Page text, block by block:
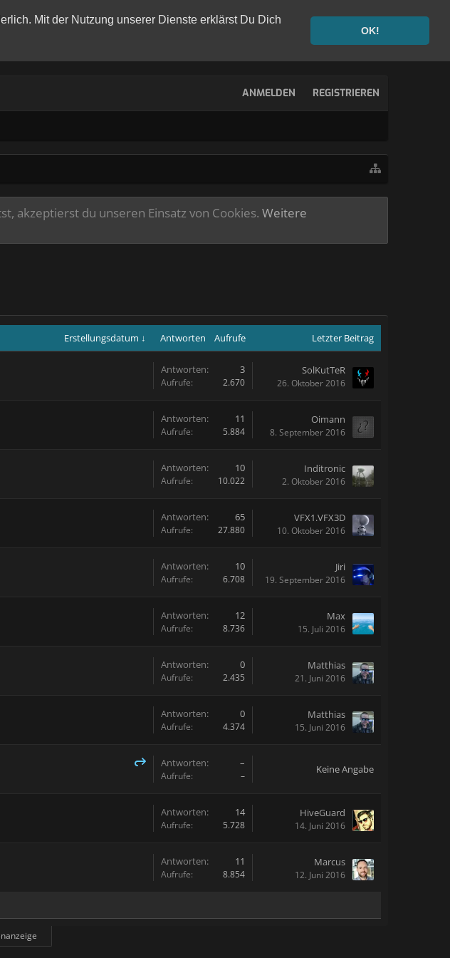
Mit der Nutzung unserer Dienste erklärst Du Dich
OK!
ANMELDEN REGISTRIEREN
akzeptierst du unseren Einsatz von Cookies. Weitere
Erstellungsdatum ↓ Antworten Aufrufe Letzter Beitrag
Antworten: 3
Aufrufe: 2.670
SolKutTeR
26. Oktober 2016
Antworten: 11
Aufrufe: 5.884
Oimann
8. September 2016
Antworten: 10
Aufrufe: 10.022
Inditronic
2. Oktober 2016
Antworten: 65
Aufrufe: 27.880
VFX1.VFX3D
10. Oktober 2016
Antworten: 10
Aufrufe: 6.708
Jiri
19. September 2016
Antworten: 12
Aufrufe: 8.736
Max
15. Juli 2016
Antworten: 0
Aufrufe: 2.435
Matthias
21. Juni 2016
Antworten: 0
Aufrufe: 4.374
Matthias
15. Juni 2016
Antworten: –
Aufrufe: –
Keine Angabe
Antworten: 14
Aufrufe: 5.728
HiveGuard
14. Juni 2016
Antworten: 11
Aufrufe: 8.854
Marcus
12. Juni 2016